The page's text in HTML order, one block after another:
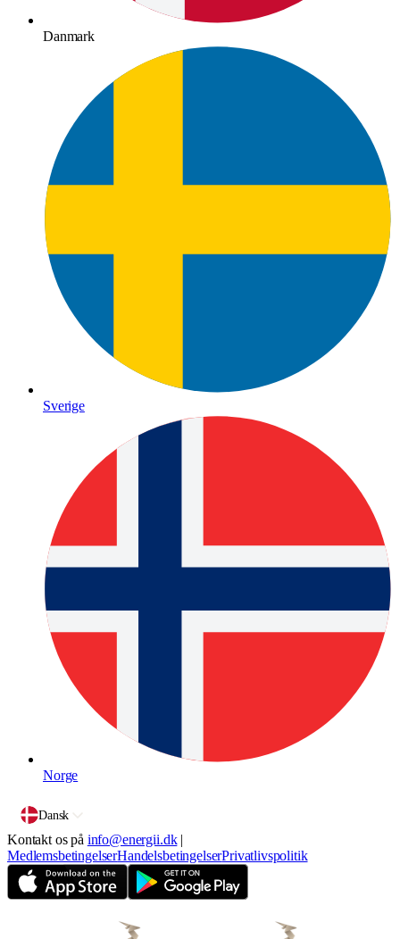
Danmark
Sverige
Norge
Dansk
Kontakt os på info@energii.dk |
MedlemsbetingelserHandelsbetingelserPrivatlivspolitik